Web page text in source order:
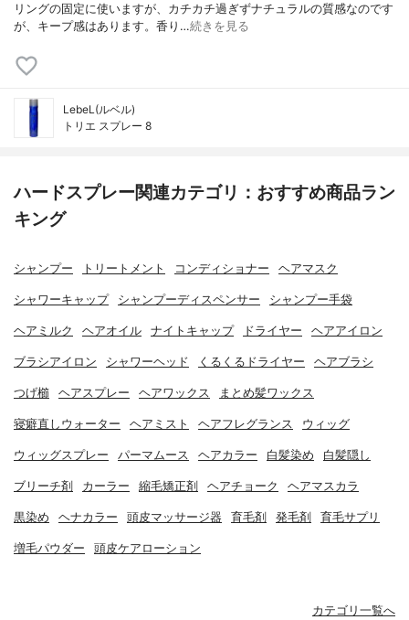
リングの固定に使いますが、カチカチ過ぎずナチュラルの質感なのです
が、キープ感はあります。香り…続きを見る
LebeL(ルベル)
トリエ スプレー 8
ハードスプレー関連カテゴリ：おすすめ商品ラン
キング
シャンプー トリートメント コンディショナー ヘアマスク
シャワーキャップ シャンプーディスペンサー シャンプー手袋
ヘアミルク ヘアオイル ナイトキャップ ドライヤー ヘアアイロン
ブラシアイロン シャワーヘッド くるくるドライヤー ヘアブラシ
つげ櫛 ヘアスプレー ヘアワックス まとめ髪ワックス
寝癖直しウォーター ヘアミスト ヘアフレグランス ウィッグ
ウィッグスプレー パーマムース ヘアカラー 白髪染め 白髪隠し
ブリーチ剤 カーラー 縮毛矯正剤 ヘアチョーク ヘアマスカラ
黒染め ヘナカラー 頭皮マッサージ器 育毛剤 発毛剤 育毛サプリ
増毛パウダー 頭皮ケアローション
カテゴリ一覧へ